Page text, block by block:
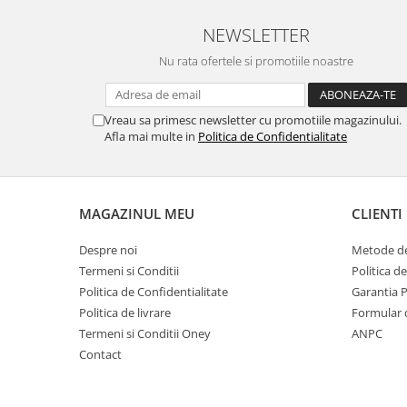
NEWSLETTER
Nu rata ofertele si promotiile noastre
Vreau sa primesc newsletter cu promotiile magazinului.
Afla mai multe in Politica de Confidentialitate
MAGAZINUL MEU
Despre noi
Termeni si Conditii
Politica de Confidentialitate
Politica de livrare
Termeni si Conditii Oney
Contact
CLIENTI
Metode
Politica
Garantia
Formular
ANPC